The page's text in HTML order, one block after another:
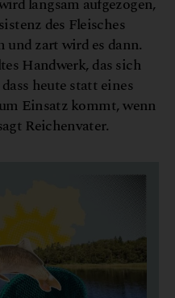
des Fleisches
zart wird es dann.
Handwerk, das sich
heute statt eines
Einsatz kommt, wenn
Reichenvater.